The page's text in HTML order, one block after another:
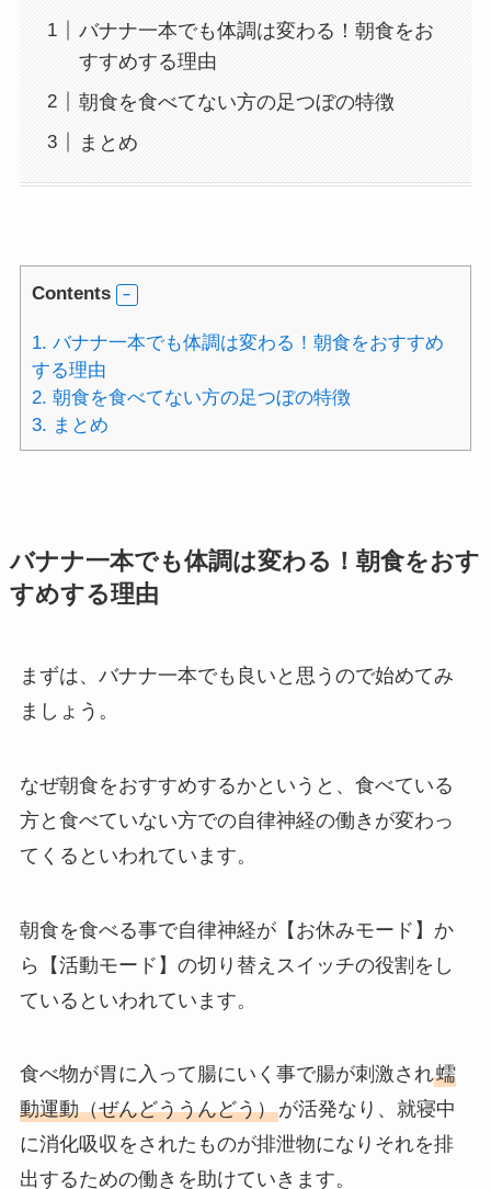
バナナ一本でも体調は変わる！朝食をお
すすめする理由
朝食を食べてない方の足つぼの特徴
まとめ
Contents
1. バナナ一本でも体調は変わる！朝食をおすすめ
する理由
2. 朝食を食べてない方の足つぼの特徴
3. まとめ
バナナ一本でも体調は変わる！朝食をおす
すめする理由
まずは、バナナ一本でも良いと思うので始めてみ
ましょう。
なぜ朝食をおすすめするかというと、食べている
方と食べていない方での自律神経の働きが変わっ
てくるといわれています。
朝食を食べる事で自律神経が【お休みモード】か
ら【活動モード】の切り替えスイッチの役割をし
ているといわれています。
食べ物が胃に入って腸にいく事で腸が刺激され蠕
動運動（ぜんどううんどう）が活発なり、就寝中
に消化吸収をされたものが排泄物になりそれを排
出するための働きを助けていきます。